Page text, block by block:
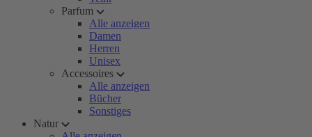
Parfum
Alle anzeigen
Damen
Herren
Unisex
Accessoires
Alle anzeigen
Bücher
Sonstiges
Natur